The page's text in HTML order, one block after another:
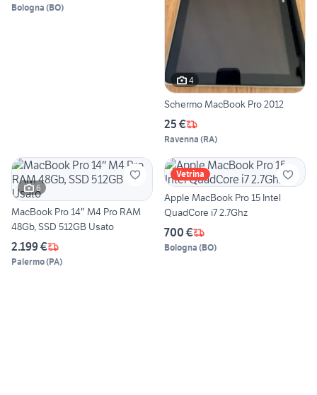
Bologna (BO)
4
Schermo MacBook Pro 2012
25 €
Ravenna (RA)
6
MacBook Pro 14″ M4 Pro RAM
48Gb, SSD 512GB Usato
2.199 €
Palermo(PA)
Vetrina
Apple MacBook Pro 15 Intel
QuadCore i7 2.7Ghz
700 €
Bologna (BO)